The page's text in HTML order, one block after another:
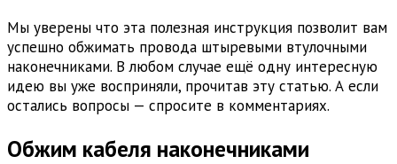
Мы уверены что эта полезная инструкция позволит вам
успешно обжимать провода штыревыми втулочными
наконечниками. В любом случае ещё одну интересную
идею вы уже восприняли, прочитав эту статью. А если
остались вопросы — спросите в комментариях.
Обжим кабеля наконечниками